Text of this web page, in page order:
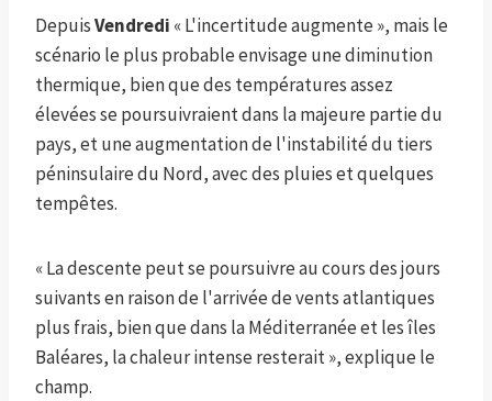
DepuisVendredi « L'incertitude augmente », mais le
scénario le plus probable envisage une diminution
thermique, bien que des températures assez
élevées se poursuivraient dans la majeure partie du
pays, et une augmentation de l'instabilité du tiers
péninsulaire du Nord, avec des pluies et quelques
tempêtes.
« La descente peut se poursuivre au cours des jours
suivants en raison de l'arrivée de vents atlantiques
plus frais, bien que dans la Méditerranée et les îles
Baléares, la chaleur intense resterait », explique le
champ.